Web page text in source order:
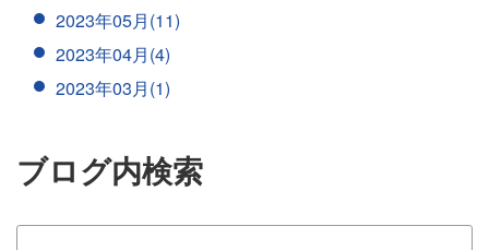
2023年05月(11)
2023年04月(4)
2023年03月(1)
ブログ内検索